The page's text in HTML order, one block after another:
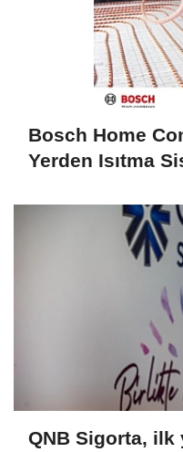
Bosch Home
Yerden Isıtma
oldu
QNB Sigorta, ilk